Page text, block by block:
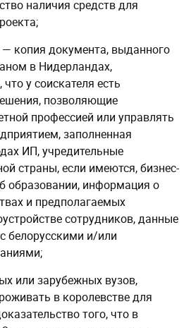
наличия средств для
копия документа, выданного
в Нидерландах,
у соискателя есть
позволяющие
профессией или управлять
заполненная
ИП, учредительные
страны, если имеются, бизнес-
образовании, информация о
и предполагаемых
сотрудников, данные
белорусскими и/или
или зарубежных вузов,
в королевстве для
того, что в